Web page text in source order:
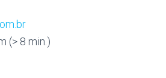
(> 8 min.)